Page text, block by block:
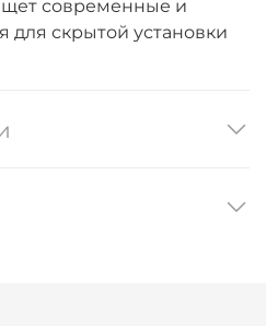
современные и
скрытой установки